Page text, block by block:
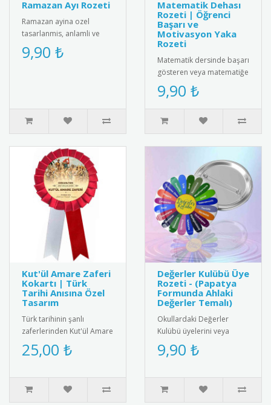
Ramazan Ayı Rozeti
Ramazan ayina ozel
tasarlanmis, anlamli ve
estetik rozeti kesfedin.
Kiyafetlerinize sik bir
9,90 ₺
Matematik Dehası
Rozeti | Öğrenci
Başarı ve
Motivasyon Yaka
Rozeti
Matematik dersinde başarı
gösteren veya matematiğe
ilgi duyan öğrencileri
motive etmenin en
eğlencel..
9,90 ₺
Kut'ül Amare Zaferi
Kokartı | Türk
Tarihi Anısına Özel
Tasarım
Türk tarihinin şanlı
zaferlerinden Kut'ül Amare
muharebesinin anısına
özel tasarlanmış kokart.
25,00 ₺
Değerler Kulübü Üye
Rozeti - (Papatya
Formunda Ahlaki
Değerler Temalı)
Okullardaki Değerler
Kulübü üyelerini veya
değerler eğitiminde
başarılı olan öğrencileri
9,90 ₺